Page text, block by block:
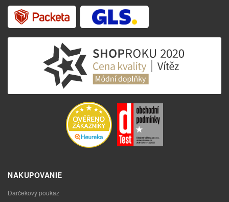
NAKUPOVANIE
Darčekový poukaz